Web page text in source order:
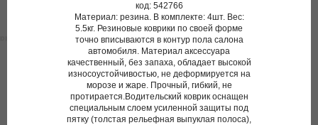
код: 542766
Материал: резина. В комплекте: 4шт. Вес:
5.5кг. Резиновые коврики по своей форме
точно вписываются в контур пола салона
автомобиля. Материал аксессуара
качественный, без запаха, обладает высокой
износоустойчивостью, не деформируется на
морозе и жаре. Прочный, гибкий, не
протирается.Водительский коврик оснащен
специальным слоем усиленной защиты под
пятку (толстая рельефная выпуклая полоса),